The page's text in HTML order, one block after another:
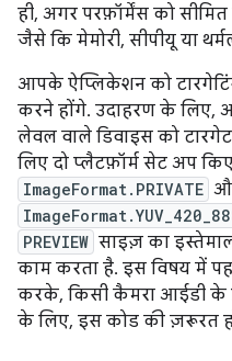
ही, अगर परफ़ॉर्मेंस को
जैसे कि मेमोरी, सीपीयू या
आपके ऐप्लिकेशन को
करने होंगे. उदाहरण के लिए,
लेवल वाले डिवाइस को
लिए दो प्लैटफ़ॉर्म सेट अप
ImageFormat.PRIVATE
PREVIEW साइज़ का
काम करता है. इस विषय में
करके, किसी कैमरा आईडी
के लिए, इस कोड की ज़रूरत